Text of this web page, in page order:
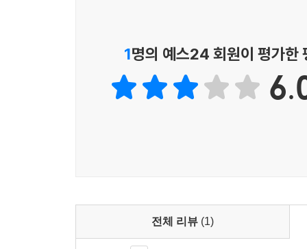
1명의 예스24 회원이 평가한
전체 리뷰 (1)